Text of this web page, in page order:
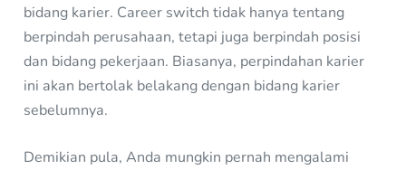
bidang karier. Career switch tidak hanya tentang
berpindah perusahaan, tetapi juga berpindah posisi
dan bidang pekerjaan. Biasanya, perpindahan karier
ini akan bertolak belakang dengan bidang karier
sebelumnya.
Demikian pula, Anda mungkin pernah mengalami